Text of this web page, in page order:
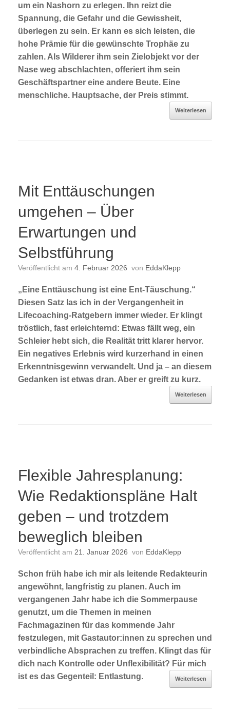
um ein Nashorn zu erlegen. Ihn reizt die
Spannung, die Gefahr und die Gewissheit,
überlegen zu sein. Er kann es sich leisten, die
hohe Prämie für die gewünschte Trophäe zu
zahlen. Als Wilderer ihm sein Zielobjekt vor der
Nase weg abschlachten, offeriert ihm sein
Geschäftspartner eine andere Beute. Eine
menschliche. Hauptsache, der Preis stimmt.
Weiterlesen
Mit Enttäuschungen
umgehen – Über
Erwartungen und
Selbstführung
Veröffentlicht am 4. Februar 2026 von EddaKlepp
„Eine Enttäuschung ist eine Ent-Täuschung.“
Diesen Satz las ich in der Vergangenheit in
Lifecoaching-Ratgebern immer wieder. Er klingt
tröstlich, fast erleichternd: Etwas fällt weg, ein
Schleier hebt sich, die Realität tritt klarer hervor.
Ein negatives Erlebnis wird kurzerhand in einen
Erkenntnisgewinn verwandelt. Und ja – an diesem
Gedanken ist etwas dran. Aber er greift zu kurz.
Weiterlesen
Flexible Jahresplanung:
Wie Redaktionspläne Halt
geben – und trotzdem
beweglich bleiben
Veröffentlicht am 21. Januar 2026 von EddaKlepp
Schon früh habe ich mir als leitende Redakteurin
angewöhnt, langfristig zu planen. Auch im
vergangenen Jahr habe ich die Sommerpause
genutzt, um die Themen in meinen
Fachmagazinen für das kommende Jahr
festzulegen, mit Gastautor:innen zu sprechen und
verbindliche Absprachen zu treffen. Klingt das für
dich nach Kontrolle oder Unflexibilität? Für mich
ist es das Gegenteil: Entlastung.
Weiterlesen